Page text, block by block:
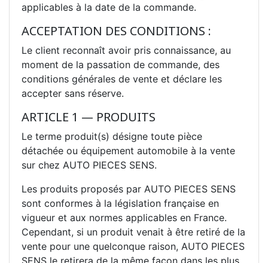
applicables à la date de la commande.
ACCEPTATION DES CONDITIONS :
Le client reconnaît avoir pris connaissance, au
moment de la passation de commande, des
conditions générales de vente et déclare les
accepter sans réserve.
ARTICLE 1 — PRODUITS
Le terme produit(s) désigne toute pièce
détachée ou équipement automobile à la vente
sur chez AUTO PIECES SENS.
Les produits proposés par AUTO PIECES SENS
sont conformes à la législation française en
vigueur et aux normes applicables en France.
Cependant, si un produit venait à être retiré de la
vente pour une quelconque raison, AUTO PIECES
SENS le retirera de la même façon dans les plus